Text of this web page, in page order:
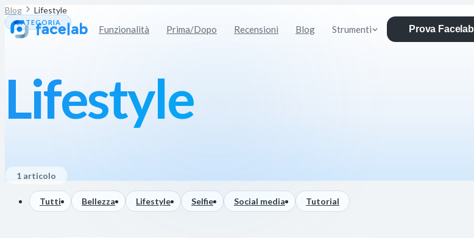
Funzionalità Prima/Dopo Recensioni Blog Strumenti Prova Facelab
Blog Lifestyle
CATEGORIA
Lifestyle
1 articolo
Tutti Bellezza Lifestyle Selfie Social media Tutorial